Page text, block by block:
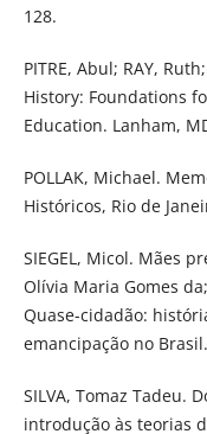
128.
PITRE, Abul; RAY,
History: Foundations
Education. Lanham,
POLLAK, Michael.
Históricos, Rio de
SIEGEL, Micol. Mães
Olívia Maria Gomes
Quase-cidadão:
emancipação no
SILVA, Tomaz Tadeu.
introdução às teorias